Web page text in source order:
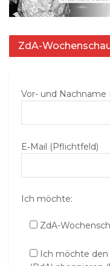
ZdA-
Vor- und Nachname
E‑Mail (Pflichtfeld)
Ich möchte:
ZdA-
Ich möchte